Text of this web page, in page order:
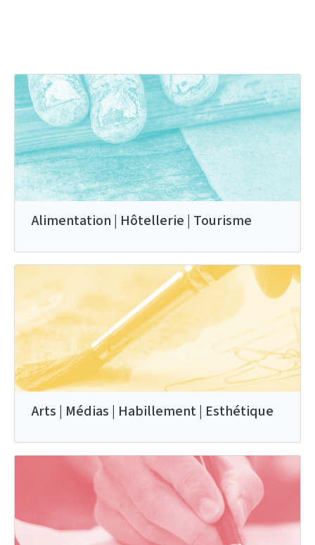
Alimentation | Hôtellerie | Tourisme
Arts | Médias | Habillement | Esthétique